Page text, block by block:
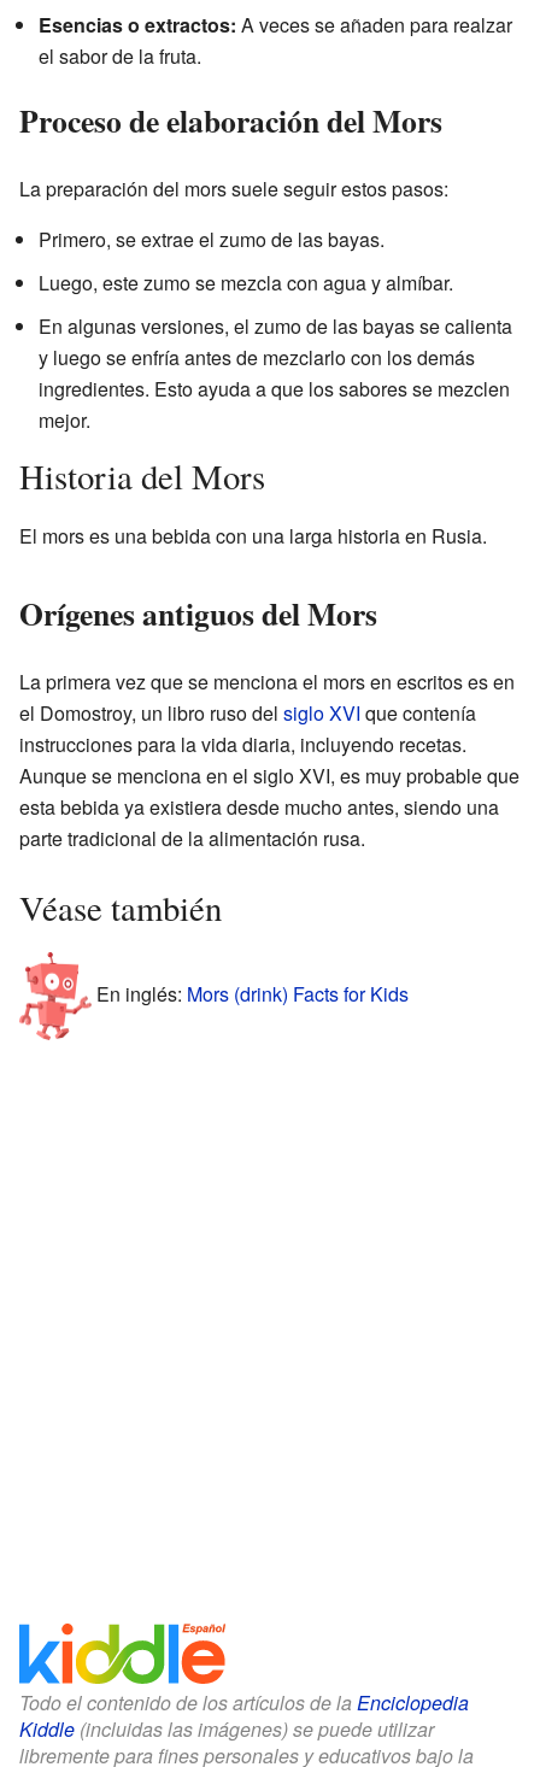
Esencias o extractos: A veces se añaden para realzar
el sabor de la fruta.
Proceso de elaboración del Mors
La preparación del mors suele seguir estos pasos:
Primero, se extrae el zumo de las bayas.
Luego, este zumo se mezcla con agua y almíbar.
En algunas versiones, el zumo de las bayas se calienta
y luego se enfría antes de mezclarlo con los demás
ingredientes. Esto ayuda a que los sabores se mezclen
mejor.
Historia del Mors
El mors es una bebida con una larga historia en Rusia.
Orígenes antiguos del Mors
La primera vez que se menciona el mors en escritos es en
el Domostroy, un libro ruso del siglo XVI que contenía
instrucciones para la vida diaria, incluyendo recetas.
Aunque se menciona en el siglo XVI, es muy probable que
esta bebida ya existiera desde mucho antes, siendo una
parte tradicional de la alimentación rusa.
Véase también
En inglés: Mors (drink) Facts for Kids
Todo el contenido de los artículos de la Enciclopedia
Kiddle (incluidas las imágenes) se puede utilizar
libremente para fines personales y educativos bajo la